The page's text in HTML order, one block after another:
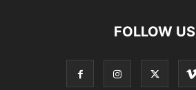
FOLLOW US